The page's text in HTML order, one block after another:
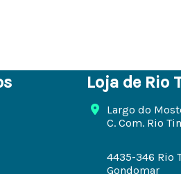
Loja de Rio
Largo do
C. Com. Rio
4435-346 Rio
Gondomar